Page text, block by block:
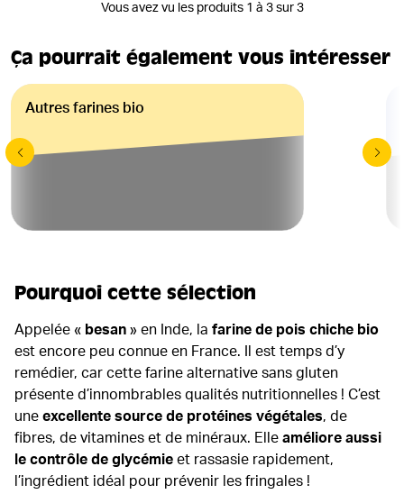
Vous avez vu les produits 1 à 3 sur 3
Ça pourrait également vous intéresser
Autres farines bio
Pourquoi cette sélection
Appelée « besan » en Inde, la farine de pois chiche bio
est encore peu connue en France. Il est temps d’y
remédier, car cette farine alternative sans gluten
présente d’innombrables qualités nutritionnelles ! C’est
une excellente source de protéines végétales, de
fibres, de vitamines et de minéraux. Elle améliore aussi
le contrôle de glycémie et rassasie rapidement,
l’ingrédient idéal pour prévenir les fringales !